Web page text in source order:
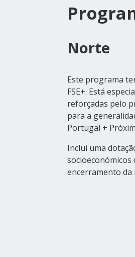
Norte
Este programa
FSE+. Está
reforçadas pelo
para a
Portugal +
Inclui uma
encerramento